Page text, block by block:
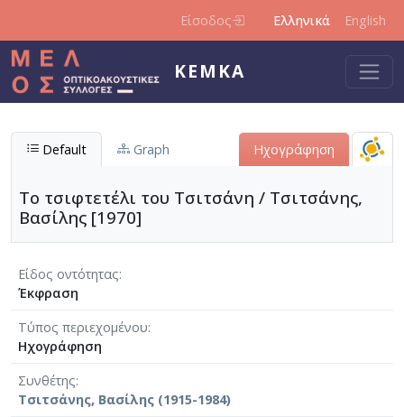
Είσοδος Ελληνικά English
ΚΕΜΚΑ
Default Graph Ηχογράφηση
Το τσιφτετέλι του Τσιτσάνη / Τσιτσάνης,
Βασίλης [1970]
Είδος οντότητας
Έκφραση
Τύπος περιεχομένου
Ηχογράφηση
Συνθέτης
Τσιτσάνης, Βασίλης (1915-1984)